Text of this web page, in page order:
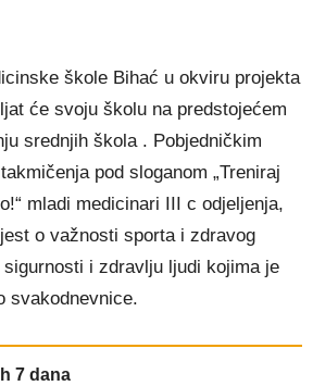
škole Bihać u okviru projekta
će svoju školu na predstojećem
srednjih škola . Pobjedničkim
pod sloganom „Treniraj
mladi medicinari III c odjeljenja,
o važnosti sporta i zdravog
i zdravlju ljudi kojima je
svakodnevnice.
7 dana